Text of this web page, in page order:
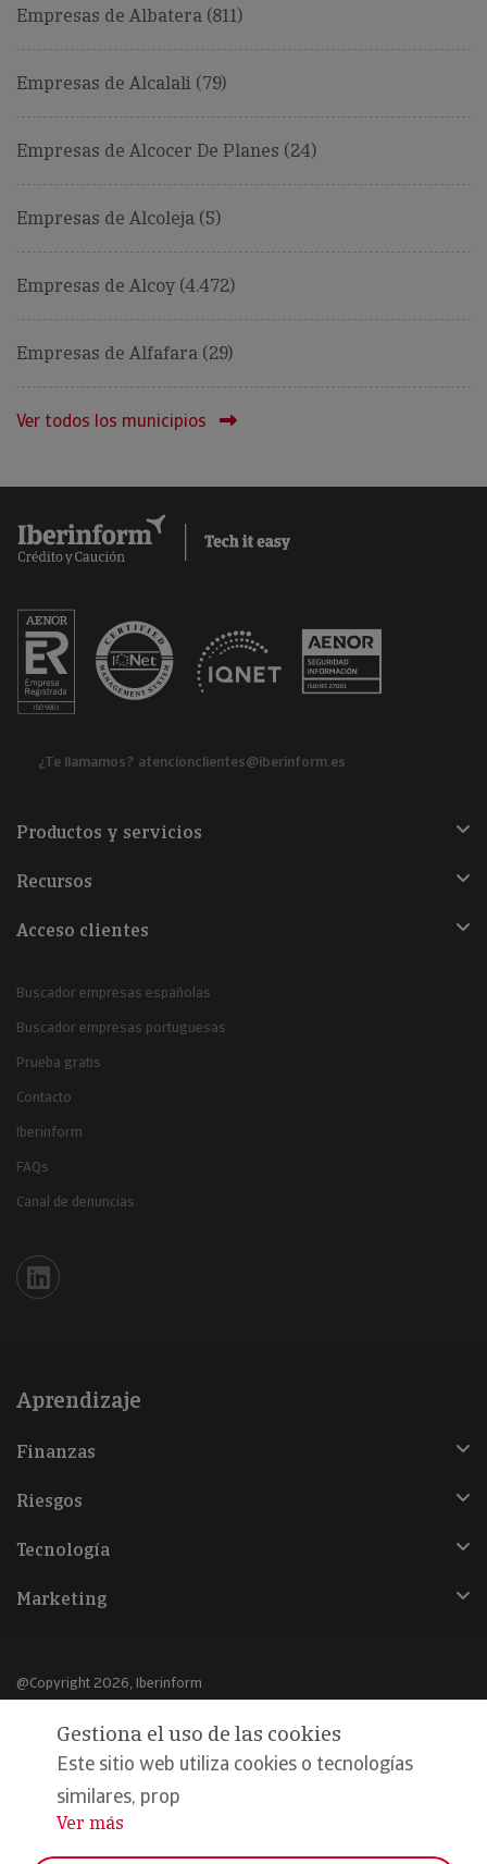
Empresas de Albatera (811)
Empresas de Alcalali (79)
Empresas de Alcocer De Planes (24)
Empresas de Alcoleja (5)
Empresas de Alcoy (4.472)
Empresas de Alfafara (29)
Ver todos los municipios
¿Te llamamos? atencionclientes@iberinform.es
Productos y servicios
Recursos
Acceso clientes
Buscador empresas españolas
Buscador empresas portuguesas
Prueba gratis
Contacto
Iberinform
FAQs
Canal de denuncias
Iberinform en Linkedin
Aprendizaje
Finanzas
Riesgos
Tecnología
Marketing
@Copyright 2026, Iberinform
Aviso legal
Política de cookies
Declaración de privacidad
Gestiona el uso de las cookies
Este sitio web utiliza cookies o tecnologías
similares, prop
...
Ver más